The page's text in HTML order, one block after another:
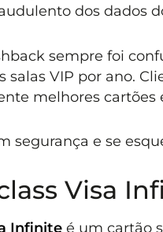
dos dados
sempre foi
salas VIP por ano.
melhores cartões
segurança e se
Visa
Infiniteé um cartão